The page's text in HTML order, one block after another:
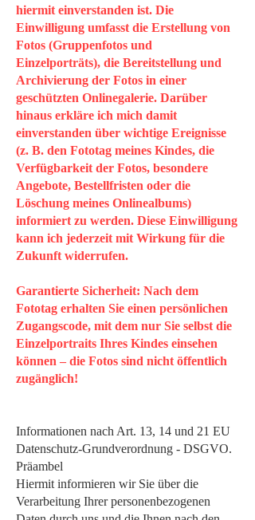
hiermit einverstanden ist. Die
Einwilligung umfasst die Erstellung von
Fotos (Gruppenfotos und
Einzelporträts), die Bereitstellung und
Archivierung der Fotos in einer
geschützten Onlinegalerie. Darüber
hinaus erkläre ich mich damit
einverstanden über wichtige Ereignisse
(z. B. den Fototag meines Kindes, die
Verfügbarkeit der Fotos, besondere
Angebote, Bestellfristen oder die
Löschung meines Onlinealbums)
informiert zu werden. Diese Einwilligung
kann ich jederzeit mit Wirkung für die
Zukunft widerrufen.
Garantierte Sicherheit: Nach dem
Fototag erhalten Sie einen persönlichen
Zugangscode, mit dem nur Sie selbst die
Einzelportraits Ihres Kindes einsehen
können – die Fotos sind nicht öffentlich
zugänglich!
Informationen nach Art. 13, 14 und 21 EU
Datenschutz-Grundverordnung - DSGVO.
Präambel
Hiermit informieren wir Sie über die
Verarbeitung Ihrer personenbezogenen